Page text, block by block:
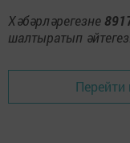
Хәбәрләрегезне
шалтыратып әйтегез.
Перейти